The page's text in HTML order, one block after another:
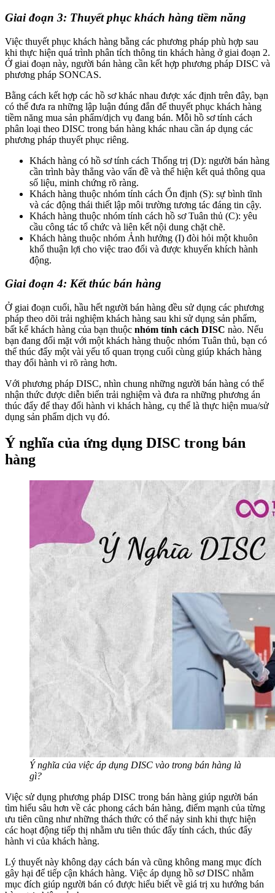
Giai đoạn 3: Thuyết phục khách hàng tiềm năng
Việc thuyết phục khách hàng bằng các phương pháp phù hợp sau
khi thực hiện quá trình phân tích thông tin khách hàng ở giai đoạn 2.
Ở giai đoạn này, người bán hàng cần kết hợp phương pháp DISC và
phương pháp SONCAS.
Bằng cách kết hợp các hồ sơ khác nhau được xác định trên đây, bạn
có thể đưa ra những lập luận đúng đắn để thuyết phục khách hàng
tiềm năng mua sản phẩm/dịch vụ đang bán. Mỗi hồ sơ tính cách
phân loại theo DISC trong bán hàng khác nhau cần áp dụng các
phương pháp thuyết phục riêng.
Khách hàng có hồ sơ tính cách Thống trị (D): người bán hàng
cần trình bày thẳng vào vấn đề và thể hiện kết quả thông qua
số liệu, minh chứng rõ ràng.
Khách hàng thuộc nhóm tính cách Ổn định (S): sự bình tĩnh
và các động thái thiết lập môi trường tương tác đáng tin cậy.
Khách hàng thuộc nhóm tính cách hồ sơ Tuân thủ (C): yêu
cầu công tác tổ chức và liên kết nội dung chặt chẽ.
Khách hàng thuộc nhóm Ảnh hưởng (I) đòi hỏi một khuôn
khổ thuận lợi cho việc trao đổi và được khuyến khích hành
động.
Giai đoạn 4: Kết thúc bán hàng
Ở giai đoạn cuối, hầu hết người bán hàng đều sử dụng các phương
pháp theo dõi trải nghiệm khách hàng sau khi sử dụng sản phẩm,
bất kể khách hàng của bạn thuộc nhóm tính cách DISC nào. Nếu
bạn đang đối mặt với một khách hàng thuộc nhóm Tuân thủ, bạn có
thể thúc đẩy một vài yếu tố quan trọng cuối cùng giúp khách hàng
thay đổi hành vi rõ ràng hơn.
Với phương pháp DISC, nhìn chung những người bán hàng có thể
nhận thức được diễn biến trải nghiệm và đưa ra những phương án
thúc đẩy để thay đổi hành vi khách hàng, cụ thể là thực hiện mua/sử
dụng sản phẩm dịch vụ đó.
Ý nghĩa của ứng dụng DISC trong bán
hàng
Ý nghĩa của việc áp dụng DISC vào trong bán hàng là
gì?
Việc sử dụng phương pháp DISC trong bán hàng giúp người bán
tìm hiểu sâu hơn về các phong cách bán hàng, điểm mạnh của từng
ưu tiên cũng như những thách thức có thể nảy sinh khi thực hiện
các hoạt động tiếp thị nhằm ưu tiên thúc đẩy tính cách, thúc đẩy
hành vi của khách hàng.
Lý thuyết này không dạy cách bán và cũng không mang mục đích
gây hại để tiếp cận khách hàng. Việc áp dụng hồ sơ DISC nhằm
mục đích giúp người bán có được hiểu biết về giá trị xu hướng bán